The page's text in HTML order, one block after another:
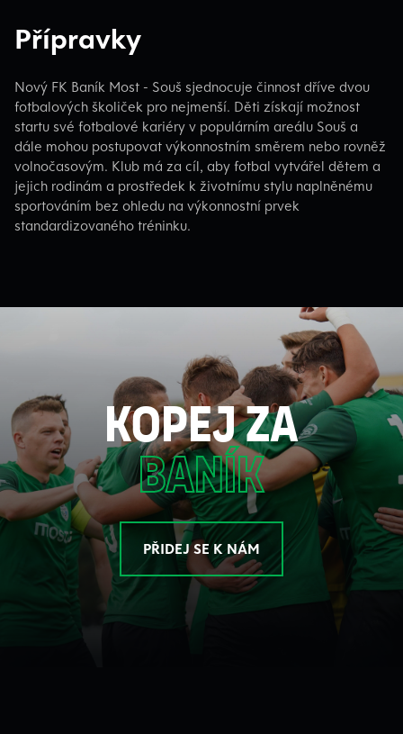
Přípravky
Nový FK Baník Most - Souš sjednocuje činnost dříve dvou
fotbalových školiček pro nejmenší. Děti získají možnost
startu své fotbalové kariéry v populárním areálu Souš a
dále mohou postupovat výkonnostním směrem nebo rovněž
volnočasovým. Klub má za cíl, aby fotbal vytvářel dětem a
jejich rodinám a prostředek k životnímu stylu naplněnému
sportováním bez ohledu na výkonnostní prvek
standardizovaného tréninku.
kopej za
baník
PŘIDEJ SE K NÁM